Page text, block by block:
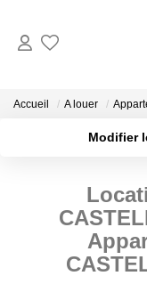
Accueil A louer
Modifier
Sélectionnez...
Budget max